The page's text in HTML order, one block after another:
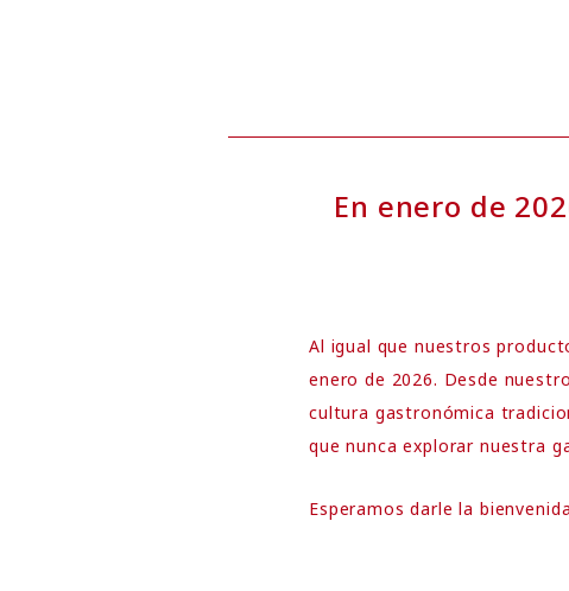
En enero de
Al igual que nuestros
enero de 2026. Desde
cultura gastronómica
que nunca explorar nuestra
Esperamos darle la